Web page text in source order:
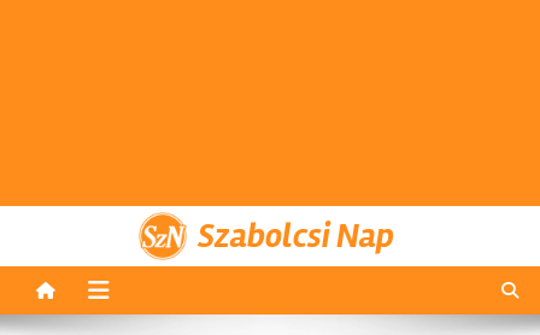
Szabolcsi Nap